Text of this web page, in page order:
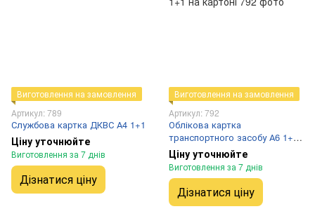
Виготовлення на замовлення
Артикул: 789
Службова картка ДКВС А4 1+1
Ціну уточнюйте
Виготовлення за 7 днів
Дізнатися ціну
Виготовлення на замовлення
Артикул: 792
Облікова картка
транспортного засобу А6 1+1
на картоні
Ціну уточнюйте
Виготовлення за 7 днів
Дізнатися ціну